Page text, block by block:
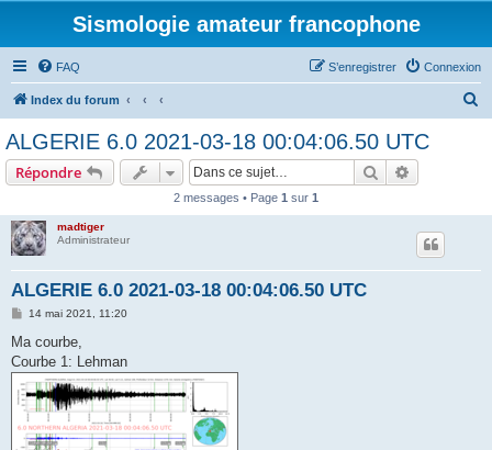
Sismologie amateur francophone
FAQ Connexion
S’enregistrer
Index du forum
ALGERIE 6.0 2021-03-18 00:04:06.50 UTC
Répondre Rechercher
2 messages • Page 1 sur 1
madtiger
Administrateur
ALGERIE 6.0 2021-03-18 00:04:06.50 UTC
M
s
a
e
14 mai 2021, 11:20
Ma courbe,
Courbe 1: Lehman